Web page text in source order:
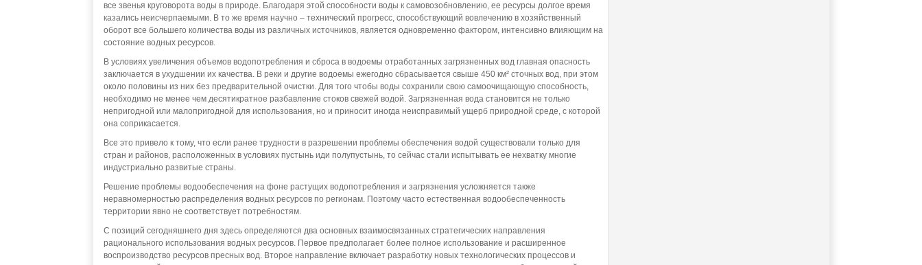
все звенья круговорота воды в природе. Благодаря этой способности воды к самовозобновлению, ее ресурсы долгое время
казались неисчерпаемыми. В то же время научно – технический прогресс, способствующий вовлечению в хозяйственный
оборот все большего количества воды из различных источников, является одновременно фактором, интенсивно влияющим на
состояние водных ресурсов.
В условиях увеличения объемов водопотребления и сброса в водоемы отработанных загрязненных вод главная опасность
заключается в ухудшении их качества. В реки и другие водоемы ежегодно сбрасывается свыше 450 км² сточных вод, при этом
около половины из них без предварительной очистки. Для того чтобы воды сохранили свою самоочищающую способность,
необходимо не менее чем десятикратное разбавление стоков свежей водой. Загрязненная вода становится не только
непригодной или малопригодной для использования, но и приносит иногда неисправимый ущерб природной среде, с которой
она соприкасается.
Все это привело к тому, что если ранее трудности в разрешении проблемы обеспечения водой существовали только для
стран и районов, расположенных в условиях пустынь иди полупустынь, то сейчас стали испытывать ее нехватку многие
индустриально развитые страны.
Решение проблемы водообеспечения на фоне растущих водопотребления и загрязнения усложняется также
неравномерностью распределения водных ресурсов по регионам. Поэтому часто естественная водообеспеченность
территории явно не соответствует потребностям.
С позиций сегодняшнего дня здесь определяются два основных взаимосвязанных стратегических направления
рационального использования водных ресурсов. Первое предполагает более полное использование и расширенное
воспроизводство ресурсов пресных вод. Второе направление включает разработку новых технологических процессов и